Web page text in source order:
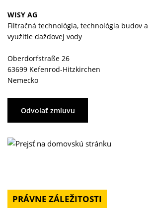
WISY AG
Filtračná technológia, technológia budov a
využitie dažďovej vody
Oberdorfstraße 26
63699 Kefenrod-Hitzkirchen
Nemecko
Odvolať zmluvu
PRÁVNE ZÁLEŽITOSTI